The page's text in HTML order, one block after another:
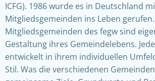
ICFG). 1986 wurde es in Deutschland
Mitgliedsgemeinden ins Leben
Mitgliedsgemeinden des fegw sind
Gestaltung ihres Gemeindelebens.
entwickelt in ihrem individuellen
Stil. Was die verschiedenen